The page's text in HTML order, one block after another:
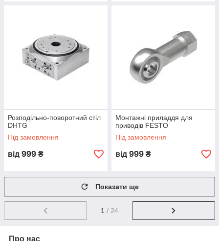
Розподільно-поворотний стіл
DHTG
Під замовлення
від 999 ₴
Монтажні приладдя для
приводів FESTO
Під замовлення
від 999 ₴
Показати ще
1 / 24
Про нас